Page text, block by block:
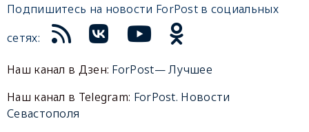
Подпишитесь на новости ForPost в социальных
сетях:
Наш канал в Дзен: ForPost— Лучшее
Наш канал в Telegram: ForPost. Новости
Севастополя